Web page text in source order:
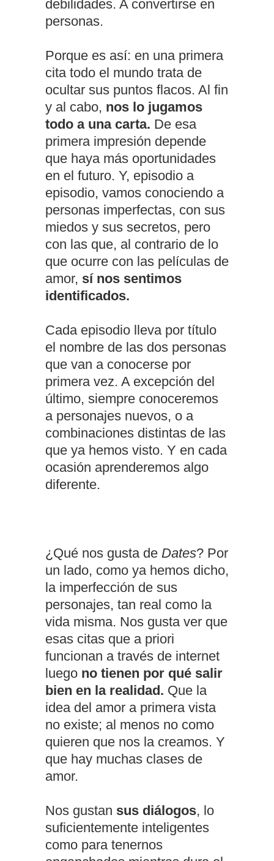
debilidades. A convertirse en
personas.
Porque es así: en una primera
cita todo el mundo trata de
ocultar sus puntos flacos. Al fin
y al cabo, nos lo jugamos
todo a una carta. De esa
primera impresión depende
que haya más oportunidades
en el futuro. Y, episodio a
episodio, vamos conociendo a
personas imperfectas, con sus
miedos y sus secretos, pero
con las que, al contrario de lo
que ocurre con las películas de
amor, sí nos sentimos
identificados.
Cada episodio lleva por título
el nombre de las dos personas
que van a conocerse por
primera vez. A excepción del
último, siempre conoceremos
a personajes nuevos, o a
combinaciones distintas de las
que ya hemos visto. Y en cada
ocasión aprenderemos algo
diferente.
¿Qué nos gusta de Dates? Por
un lado, como ya hemos dicho,
la imperfección de sus
personajes, tan real como la
vida misma. Nos gusta ver que
esas citas que a priori
funcionan a través de internet
luego no tienen por qué salir
bien en la realidad. Que la
idea del amor a primera vista
no existe; al menos no como
quieren que nos la creamos. Y
que hay muchas clases de
amor.
Nos gustan sus diálogos, lo
suficientemente inteligentes
como para tenernos